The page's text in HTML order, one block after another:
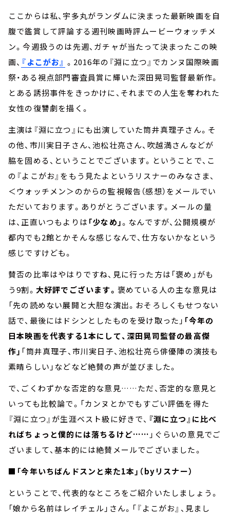
ここからは私、宇多丸がランダムに決まった最新映画を自
腹で鑑賞して評論する週刊映画時評ムービーウォッチメ
ン。今週扱うのは先週、ガチャが当たって決まったこの映
画、 『よこがお』 。2016年の『淵に立つ』でカンヌ国際映画
祭・ある視点部門審査員賞に輝いた深田晃司監督最新作。
とある誘拐事件をきっかけに、それまでの人生を奪われた
女性の復讐劇を描く。
主演は『淵に立つ』にも出演していた筒井真理子さん。そ
の他、市川実日子さん、池松壮亮さん、吹越満さんなどが
脇を固める、ということでございます。ということで、こ
の『よこがお』をもう見たよというリスナーのみなさま、
＜ウォッチメン＞のからの監視報告（感想）をメールでい
ただいております。ありがとうございます。メールの量
は、正直いつもよりは 「少なめ」。なんですが、公開規模が
都内でも2館とかそんな感じなんで、仕方ないかなという
感じですけども。
賛否の比率はやはりですね、見に行った方は「褒め」がも
う9割。 大好評でございます。 褒めている人の主な意見は
「先の読めない展開と大胆な演出。おそろしくもせつない
話で、最後にはドシンとしたものを受け取った」 「今年の
日本映画を代表する1本にして、深田晃司監督の最高傑
作」 「筒井真理子、市川実日子、池松壮亮ら俳優陣の演技も
素晴らしい」などなど絶賛の声が並びました。
で、ごくわずかな否定的な意見……ただ、否定的な意見と
いっても比較論で。「カンヌとかでもすごい評価を得た
『淵に立つ』が生涯ベスト級に好きで、 『淵に立つ』に比べ
ればちょっと僕的には落ちるけど…… 」ぐらいの意見でご
ざいまして、基本的には絶賛メールでございました。
■「今年いちばんドスンと来た1本」（byリスナー）
ということで、代表的なところをご紹介いたしましょう。
「娘から名前はレイチェル」さん。「『よこがお』、見まし